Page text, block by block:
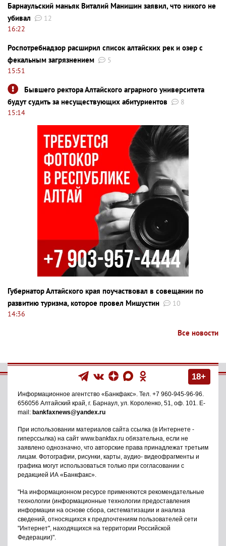
Барнаульский маньяк Виталий Манишин заявил, что никого не
убивал
12
16:22
Роспотребнадзор расширил список алтайских рек и озер с
фекальным загрязнением
5
15:51
Бывшего ректора Алтайского аграрного университета
будут судить за несуществующих абитуриентов
8
15:14
Губернатор Алтайского края поучаствовал в совещании по
развитию туризма, которое провел Мишустин
10
14:36
Все новости
18+
Информационное агентство «Банкфакс» . Тел. +7 960-945-96-96
656056 Алтайский край, г. Барнаул ул. Короленко, 51, оф. 101
. E-
mail: bankfaxnews@yandex.ru
При использовании материалов сайта ссылка (в Интернете -
гиперссылка) на сайт www.bankfax.ru обязательна, если не
заявлено однозначно, что авторские права принадлежат третьим
лицам. Фотографии, рисунки, карты, аудио- видеофрагменты и
графика могут использоваться только при согласовании с
редакцией ИА «Банкфакс».
"На информационном ресурсе применяются рекомендательные
технологии (информационные технологии предоставления
информации на основе сбора, систематизации и анализа
сведений, относящихся к предпочтениям пользователей сети
"Интернет", находящихся на территории Российской
Федерации)".